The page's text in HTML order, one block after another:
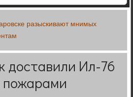
разыскивают мнимых
доставили Ил-76
пожарами